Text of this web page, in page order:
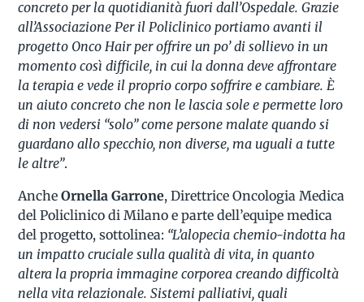
concreto per la quotidianità fuori dall’Ospedale. Grazie
all’Associazione Per il Policlinico portiamo avanti il
progetto Onco Hair per offrire un po’ di sollievo in un
momento così difficile, in cui la donna deve affrontare
la terapia e vede il proprio corpo soffrire e cambiare. È
un aiuto concreto che non le lascia sole e permette loro
di non vedersi “solo” come persone malate quando si
guardano allo specchio, non diverse, ma uguali a tutte
le altre”.
Anche Ornella Garrone, Direttrice Oncologia Medica
del Policlinico di Milano e parte dell’equipe medica
del progetto, sottolinea: “L’alopecia chemio-indotta ha
un impatto cruciale sulla qualità di vita, in quanto
altera la propria immagine corporea creando difficoltà
nella vita relazionale. Sistemi palliativi, quali